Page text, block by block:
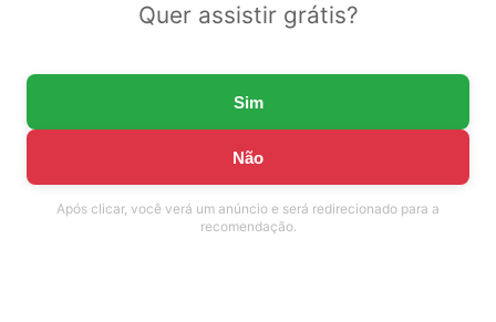
Quer assistir grátis?
Sim
Não
Após clicar, você verá um anúncio e será redirecionado para a
recomendação.